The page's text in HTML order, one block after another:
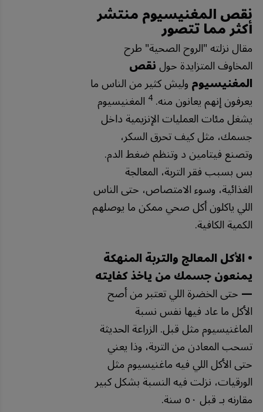
نقص المغنيسيوم منتشر
أكثر مما تتصور
مقال نزلته "الروح الصحية" طرح
المخاوف المتزايدة حولنقص
المغنيسيوموليش كثير من الناس ما
يعرفون إنهم يعانون منه. 4 المغنيسيوم
يشغل مئات العمليات الإنزيمية داخل
جسمك، مثل كيف تحرق السكر،
وتصنع فيتامين د وتنظم ضغط الدم.
بس بسبب فقر التربة، المعالجة
الغذائية، وسوء الامتصاص، حتى الناس
اللي ياكلون أكل صحي ممكن ما يوصلهم
الكمية الكافية.
• الأكل المعالج والتربة المنهكة
يمنعون جسمك من ياخذ كفايته
—حتى الخضرة اللي تعتبر من أصح
الأكل ما عاد فيها نفس نسبة
الماغنيسيوم مثل قبل. الزراعة الحديثة
تسحب المعادن من التربة، وذا يعني
حتى الأكل اللي فيه ماغنيسيوم مثل
الورقيات، نزلت فيه النسبة بشكل كبير
مقارنه بـ قبل ٥٠ سنة.